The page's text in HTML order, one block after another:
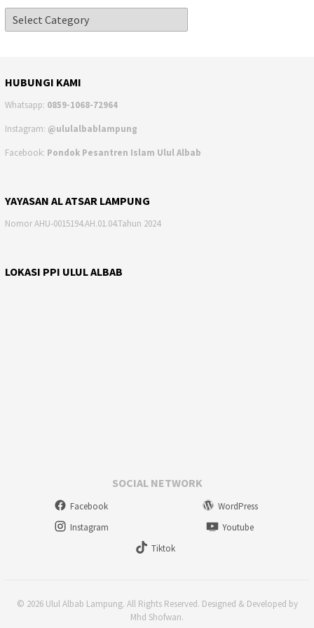
HUBUNGI KAMI
Whatsapp: 0859-1068-72964
Instagram: @ululalbablampung
Facebook: Pondok Pesantren Islam Ulul Albab
YAYASAN AL ATSAR LAMPUNG
Nomor AHU-0015194.AH.01.04.Tahun 2024
LOKASI PPI ULUL ALBAB
SOCIAL NETWORK
Facebook
WordPress
Instagram
Youtube
Tiktok
© 2026 Ulul Albab Lampung. All Rights Reserved. Designed & Developed by
Mhd Shofwan.